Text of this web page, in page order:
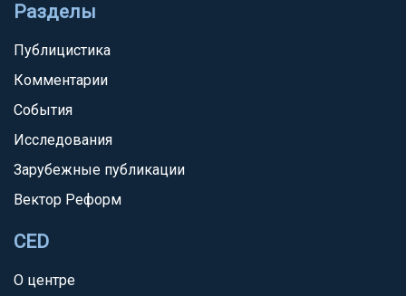
Разделы
Публицистика
Комментарии
События
Исследования
Зарубежные публикации
Вектор Реформ
CED
О центре